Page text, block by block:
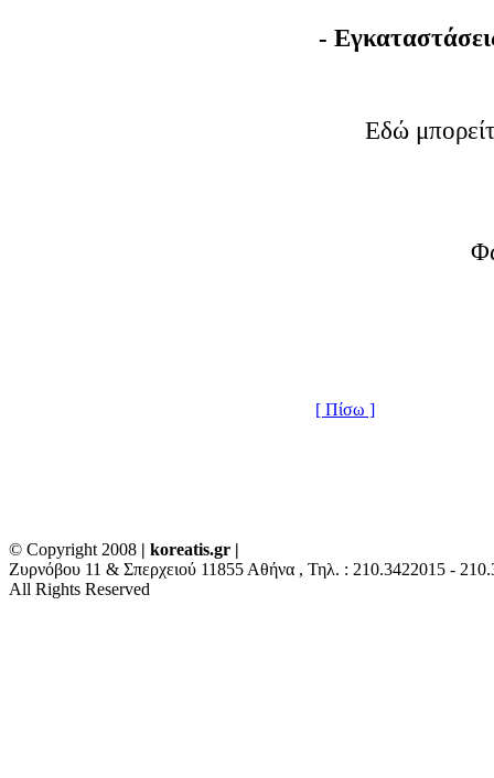
-
Εδώ
[ Πίσω ]
© Copyright 2008 | koreatis.gr |
Ζυρνόβου 11 & Σπερχειού 11855 Αθήνα , Τηλ. : 210.3422015 -
All Rights Reserved